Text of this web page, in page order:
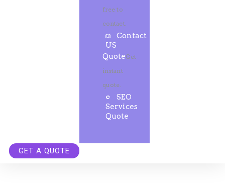
free to
contact.
Contact
US
QuoteGet
instant
quote.
SEO
Services
Quote
GET A QUOTE